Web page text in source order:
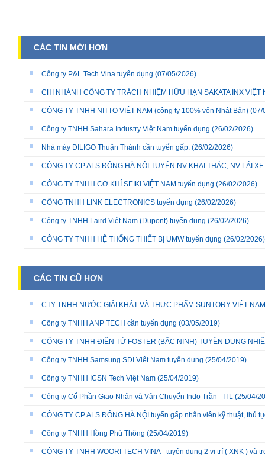
CÁC TIN MỚI HƠN
Công ty P&L Tech Vina tuyển dụng (07/05/2026)
CHI NHÁNH CÔNG TY TRÁCH NHIỆM HỮU HẠN SAKATA INX
CÔNG TY TNHH NITTO VIỆT NAM (công ty 100% vốn Nhật Bản) (07/
Công ty TNHH Sahara Industry Việt Nam tuyển dụng (26/02/2026)
Nhà máy DILIGO Thuận Thành cần tuyển gấp: (26/02/2026)
CÔNG TY CP ALS ĐÔNG HÀ NỘI TUYỂN NV KHAI THÁC, NV LÁI
CÔNG TY TNHH CƠ KHÍ SEIKI VIỆT NAM tuyển dụng (26/02/2026)
CÔNG TNHH LINK ELECTRONICS tuyển dụng (26/02/2026)
Công ty TNHH Laird Việt Nam (Dupont) tuyển dụng (26/02/2026)
CÔNG TY TNHH HỆ THỐNG THIẾT BỊ UMW tuyển dụng (26/02/2026)
CÁC TIN CŨ HƠN
CTY TNHH NƯỚC GIẢI KHÁT VÀ THỰC PHẨM SUNTORY VIỆT NAM
Công ty TNHH ANP TECH cần tuyển dụng (03/05/2019)
CÔNG TY TNHH ĐIỆN TỬ FOSTER (BẮC NINH) TUYỂN DỤNG
Công ty TNHH Samsung SDI Việt Nam tuyển dụng (25/04/2019)
Công ty TNHH ICSN Tech Việt Nam (25/04/2019)
Công ty Cổ Phần Giao Nhận và Vận Chuyển Indo Trần - ITL (25/04/
CÔNG TY CP ALS ĐÔNG HÀ NỘI tuyển gấp nhân viên kỹ thuật, thủ
Công ty TNHH Hồng Phú Thông (25/04/2019)
CÔNG TY TNHH WOORI TECH VINA - tuyển dụng 2 vị trí ( XNK ) và